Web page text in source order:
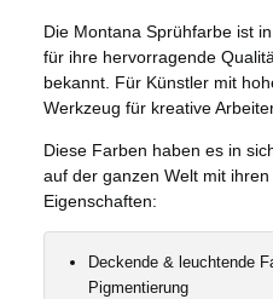
Die Montana Sprühfarbe ist
für ihre hervorragende
bekannt. Für Künstler mit
Werkzeug für kreative
Diese Farben haben es in
auf der ganzen Welt mit
Eigenschaften:
Deckende & leuchtende
Pigmentierung